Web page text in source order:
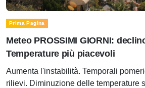
Prima Pagina
Meteo PROSSIMI GIORNI:
Temperature più piacevoli
Aumenta l'instabilità. Temporali
rilievi. Diminuzione delle temperature